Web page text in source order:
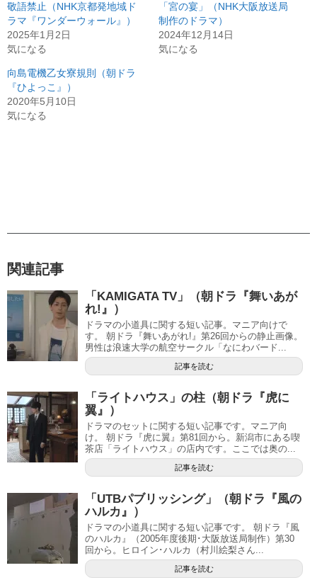
敬語禁止（NHK京都発地域ド
ラマ『ワンダーウォール』）
2025年1月2日
気になる
「宮の宴」（NHK大阪放送局
制作のドラマ）
2024年12月14日
気になる
向島電機乙女寮規則（朝ドラ
『ひよっこ』）
2020年5月10日
気になる
関連記事
「KAMIGATA TV」（朝ドラ『舞いあが
れ!』）
ドラマの小道具に関する短い記事。マニア向けで
す。 朝ドラ『舞いあがれ!』第26回からの静止画像。
男性は浪速大学の航空サークル「なにわバード...
記事を読む
「ライトハウス」の柱（朝ドラ『虎に
翼』）
ドラマのセットに関する短い記事です。マニア向
け。 朝ドラ『虎に翼』第81回から。新潟市にある喫
茶店「ライトハウス」の店内です。ここでは奥の...
記事を読む
「UTBパブリッシング」（朝ドラ『風の
ハルカ』）
ドラマの小道具に関する短い記事です。 朝ドラ『風
のハルカ』（2005年度後期･大阪放送局制作）第30
回から。ヒロイン･ハルカ（村川絵梨さん...
記事を読む